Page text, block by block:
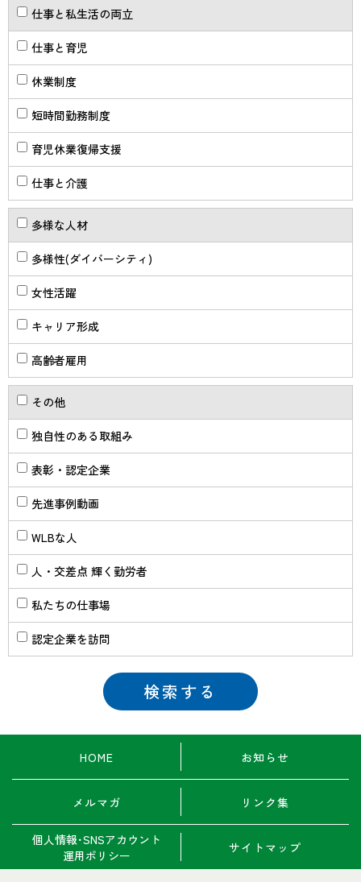
仕事と私生活の両立
仕事と育児
休業制度
短時間勤務制度
育児休業復帰支援
仕事と介護
多様な人材
多様性(ダイバーシティ)
女性活躍
キャリア形成
高齢者雇用
その他
独自性のある取組み
表彰・認定企業
先進事例動画
WLBな人
人・交差点 輝く勤労者
私たちの仕事場
認定企業を訪問
HOME お知らせ
メルマガ リンク集
個人情報･SNSアカウント
運用ポリシー
サイトマップ